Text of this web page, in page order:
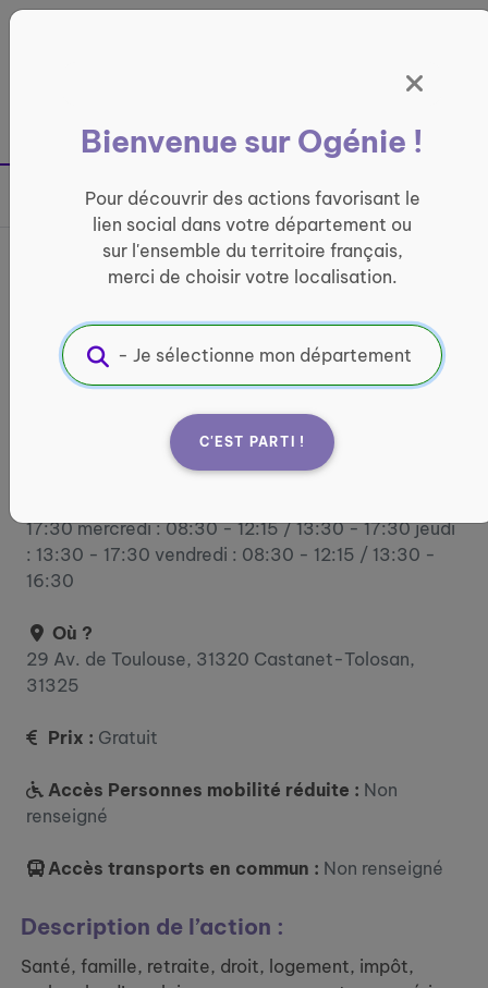
France entière
Bienvenue sur Ogénie !
Pour découvrir des actions favorisant le
lien social dans votre département ou
sur l'ensemble du territoire français,
merci de choisir votre localisation.
C'EST PARTI !
Partager sur
France services de
Castanet-Tolosan
INFORMATIQUE ET ACCÈS AUX DROITS
Informations pratiques :
17:30 mercredi : 08:30 - 12:15 / 13:30 - 17:30 jeudi
: 13:30 - 17:30 vendredi : 08:30 - 12:15 / 13:30 -
16:30
Où ?
29 Av. de Toulouse, 31320 Castanet-Tolosan,
31325
Prix : Gratuit
Accès Personnes mobilité réduite : Non
renseigné
Accès transports en commun : Non renseigné
Description de l’action :
Santé, famille, retraite, droit, logement, impôt,
Panneau de gestion des cookies